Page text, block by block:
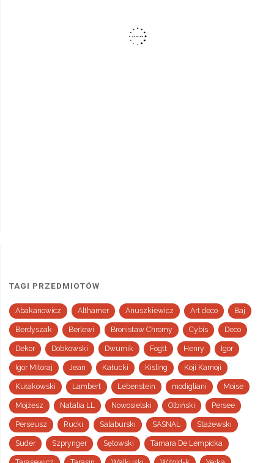
TAGI PRZEDMIOTÓW
Abakanowicz Althamer Anuszkiewicz Art deco Baj
Berdyszak Berlewi Bronisław Chromy Cybis Deco
Dekor Dobkowski Dwurnik Fogtt Henry Igor
Igor Mitoraj Jean Kałucki Kisling Koji Kamoji
Kułakowski Lambert Lebenstein modigliani Moise
Mojżesz Natalia LL Nowosielski Olbiński Persee
Perseusz Rucki Salaburski SASNAL Stażewski
Suder Szprynger Sętowski Tamara De Lempicka